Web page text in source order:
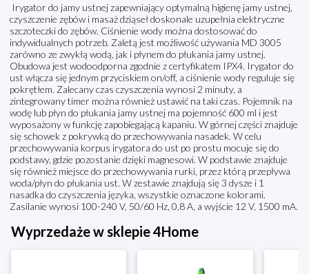
Irygator do jamy ustnej zapewniający optymalną higienę jamy ustnej,
czyszczenie zębów i masaż dziąseł doskonale uzupełnia elektryczne
szczoteczki do zębów. Ciśnienie wody można dostosować do
indywidualnych potrzeb. Zaletą jest możliwość używania MD 3005
zarówno ze zwykłą wodą, jak i płynem do płukania jamy ustnej.
Obudowa jest wodoodporna zgodnie z certyfikatem IPX4. Irygator do
ust włącza się jednym przyciskiem on/off, a ciśnienie wody reguluje się
pokrętłem. Zalecany czas czyszczenia wynosi 2 minuty, a
zintegrowany timer można również ustawić na taki czas. Pojemnik na
wodę lub płyn do płukania jamy ustnej ma pojemność 600 ml i jest
wyposażony w funkcję zapobiegającą kapaniu. W górnej części znajduje
się schowek z pokrywką do przechowywania nasadek. W celu
przechowywania korpus irygatora do ust po prostu mocuje się do
podstawy, gdzie pozostanie dzięki magnesowi. W podstawie znajduje
się również miejsce do przechowywania rurki, przez którą przepływa
woda/płyn do płukania ust. W zestawie znajdują się 3 dysze i 1
nasadka do czyszczenia języka, wszystkie oznaczone kolorami.
Zasilanie wynosi 100-240 V, 50/60 Hz, 0,8 A, a wyjście 12 V, 1500 mA.
Wyprzedaże w sklepie 4Home